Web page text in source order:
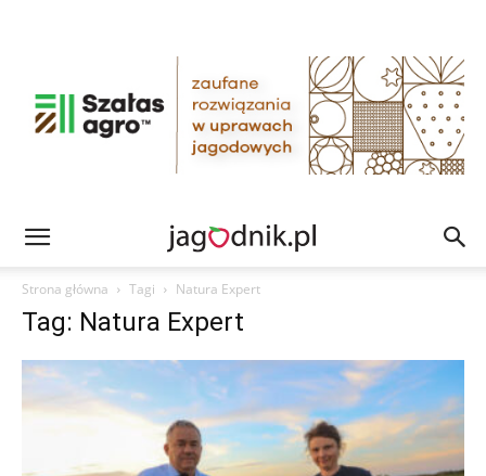
Strona główna Tagi Natura Expert
Tag: Natura Expert